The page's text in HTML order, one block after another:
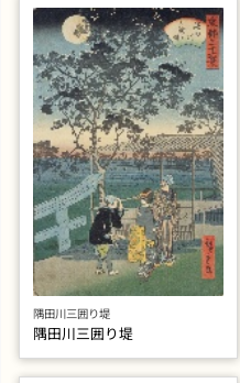
隅田川三囲り堤
隅田川三囲り堤